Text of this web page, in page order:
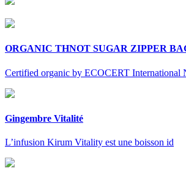
ORGANIC THNOT SUGAR ZIPPER
Certified organic by ECOCERT International
Gingembre Vitalité
L’infusion Kirum Vitality est une boisson id